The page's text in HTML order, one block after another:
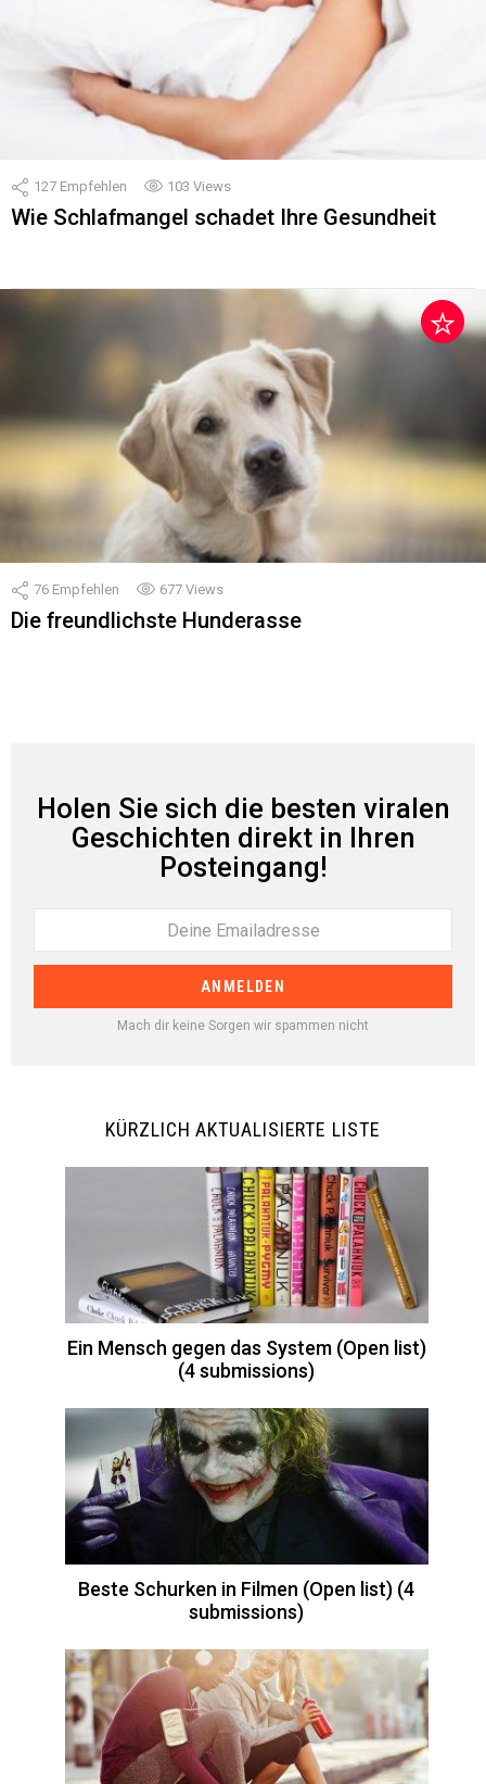
127 Empfehlen 103 Views
Wie Schlafmangel schadet Ihre Gesundheit
76 Empfehlen 677 Views
Die freundlichste Hunderasse
Holen Sie sich die besten viralen
Geschichten direkt in Ihren
Posteingang!
Mach dir keine Sorgen wir spammen nicht
KÜRZLICH AKTUALISIERTE LISTE
Ein Mensch gegen das System (Open list)
(4 submissions)
Beste Schurken in Filmen (Open list) (4
submissions)